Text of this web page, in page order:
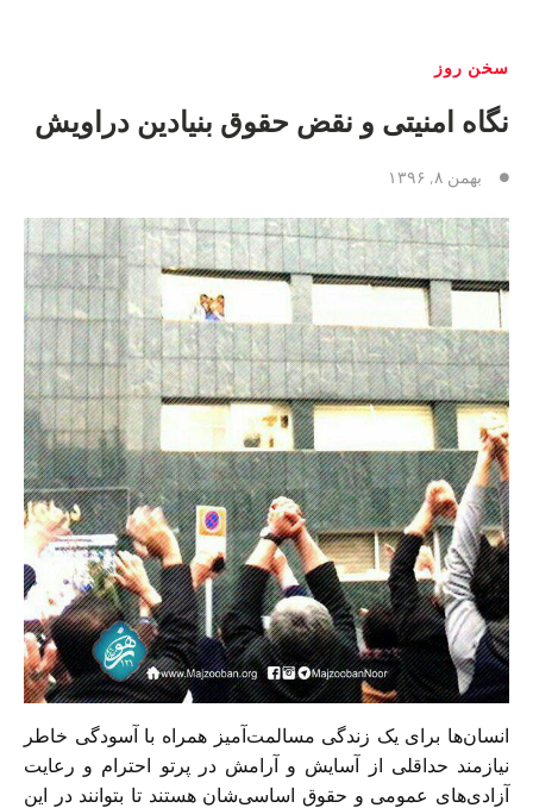
سخن روز
نگاه امنیتی و نقض حقوق بنیادین دراویش
بهمن ۸, ۱۳۹۶
انسان‌ها برای یک زندگی مسالمت‌آمیز همراه با آسودگی خاطر
نیازمند حداقلی از آسایش و آرامش در پرتو احترام و رعایت
آزادی‌های عمومی و حقوق اساسی‌شان هستند تا بتوانند در این